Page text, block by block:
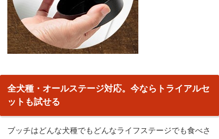
全犬種・オールステージ対応。今ならトライアルセ
ットも試せる
ブッチはどんな犬種でもどんなライフステージでも食べさ